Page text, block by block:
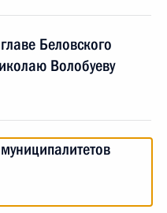
Беловского
Волобуеву